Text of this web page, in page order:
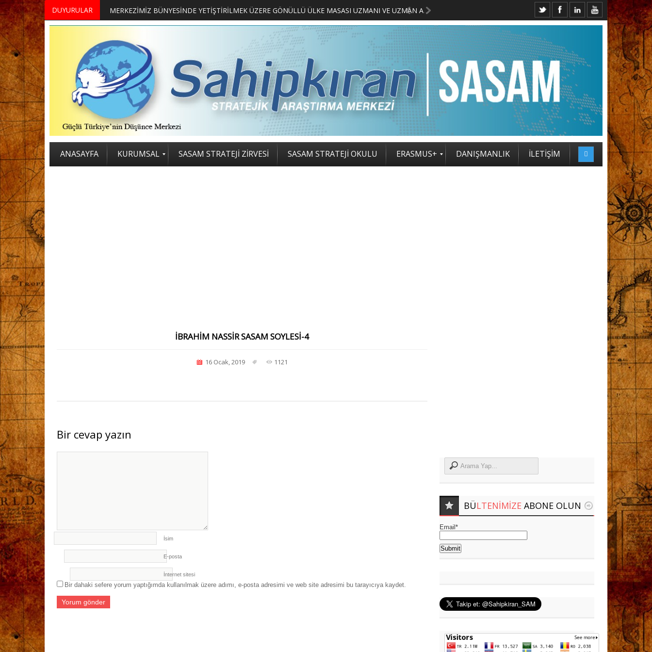
DUYURULAR MERKEZİMİZ BÜNYESİNDE YETİŞTİRİLMEK ÜZERE GÖNÜLLÜ ÜLKE MASASI UZMANI VE UZMAN ADAYLARI ARIYORUZ 2. SASAM STRATEJİ ZİRVESİ KATILIMCILARI BELLİ OLDU
ANASAYFA KURUMSAL SASAM STRATEJİ ZİRVESİ SASAM STRATEJİ OKULU ERASMUS+ DANIŞMANLIK İLETİŞİM
IBRAHIM NASSIR SASAM SOYLESI-4
16 Ocak, 2019 1121
Bir cevap yazın
İsim
E-posta
İnternet sitesi
Bir dahaki sefere yorum yaptığımda kullanılmak üzere adımı, e-posta adresimi ve web site adresimi bu tarayıcıya kaydet.
BÜLTENIMIZE ABONE OLUN
Email*